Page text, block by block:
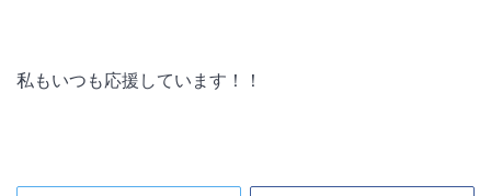
私もいつも応援しています！！